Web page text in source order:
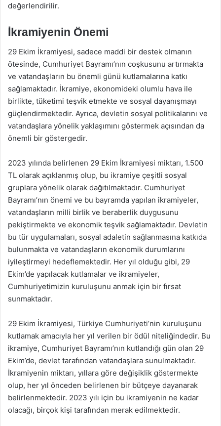
değerlendirilir.
İkramiyenin Önemi
29 Ekim İkramiyesi, sadece maddi bir destek olmanın
ötesinde, Cumhuriyet Bayramı’nın coşkusunu artırmakta
ve vatandaşların bu önemli günü kutlamalarına katkı
sağlamaktadır. İkramiye, ekonomideki olumlu hava ile
birlikte, tüketimi teşvik etmekte ve sosyal dayanışmayı
güçlendirmektedir. Ayrıca, devletin sosyal politikalarını ve
vatandaşlara yönelik yaklaşımını göstermek açısından da
önemli bir göstergedir.
2023 yılında belirlenen 29 Ekim İkramiyesi miktarı, 1.500
TL olarak açıklanmış olup, bu ikramiye çeşitli sosyal
gruplara yönelik olarak dağıtılmaktadır. Cumhuriyet
Bayramı’nın önemi ve bu bayramda yapılan ikramiyeler,
vatandaşların milli birlik ve beraberlik duygusunu
pekiştirmekte ve ekonomik teşvik sağlamaktadır. Devletin
bu tür uygulamaları, sosyal adaletin sağlanmasına katkıda
bulunmakta ve vatandaşların ekonomik durumlarını
iyileştirmeyi hedeflemektedir. Her yıl olduğu gibi, 29
Ekim’de yapılacak kutlamalar ve ikramiyeler,
Cumhuriyetimizin kuruluşunu anmak için bir fırsat
sunmaktadır.
29 Ekim İkramiyesi, Türkiye Cumhuriyeti’nin kuruluşunu
kutlamak amacıyla her yıl verilen bir ödül niteliğindedir. Bu
ikramiye, Cumhuriyet Bayramı’nın kutlandığı gün olan 29
Ekim’de, devlet tarafından vatandaşlara sunulmaktadır.
İkramiyenin miktarı, yıllara göre değişiklik göstermekte
olup, her yıl önceden belirlenen bir bütçeye dayanarak
belirlenmektedir. 2023 yılı için bu ikramiyenin ne kadar
olacağı, birçok kişi tarafından merak edilmektedir.